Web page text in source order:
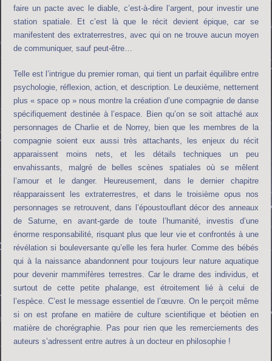
faire un pacte avec le diable, c’est-à-dire l’argent, pour investir une
station spatiale. Et c’est là que le récit devient épique, car se
manifestent des extraterrestres, avec qui on ne trouve aucun moyen
de communiquer, sauf peut-être…
Telle est l’intrigue du premier roman, qui tient un parfait équilibre entre
psychologie, réflexion, action, et description. Le deuxième, nettement
plus « space op » nous montre la création d’une compagnie de danse
spécifiquement destinée à l’espace. Bien qu’on se soit attaché aux
personnages de Charlie et de Norrey, bien que les membres de la
compagnie soient eux aussi très attachants, les enjeux du récit
apparaissent moins nets, et les détails techniques un peu
envahissants, malgré de belles scènes spatiales où se mêlent
l’amour et le danger. Heureusement, dans le dernier chapitre
réapparaissent les extraterrestres, et dans le troisième opus nos
personnages se retrouvent, dans l’époustouflant décor des anneaux
de Saturne, en avant-garde de toute l’humanité, investis d’une
énorme responsabilité, risquant plus que leur vie et confrontés à une
révélation si bouleversante qu’elle les fera hurler. Comme des bébés
qui à la naissance abandonnent pour toujours leur nature aquatique
pour devenir mammifères terrestres. Car le drame des individus, et
surtout de cette petite phalange, est étroitement lié à celui de
l’espèce. C’est le message essentiel de l’œuvre. On le perçoit même
si on est profane en matière de culture scientifique et béotien en
matière de chorégraphie. Pas pour rien que les remerciements des
auteurs s’adressent entre autres à un docteur en philosophie !